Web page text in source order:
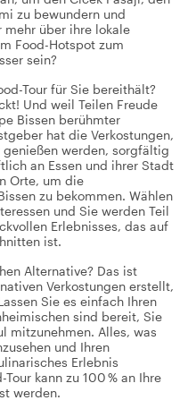
zu bewundern und
mehr über ihre lokale
Food-Hotspot zum
sein?
Tour für Sie bereithält?
Und weil Teilen Freude
Bissen berühmter
hat die Verkostungen,
genießen werden, sorgfältig
an Essen und ihrer Stadt
Orte, um die
zu bekommen. Wählen
und Sie werden Teil
Erlebnisses, das auf
ist.
Alternative? Das ist
Verkostungen erstellt,
Sie es einfach Ihren
sind bereit, Sie
mitzunehmen. Alles, was
und Ihren
Erlebnis
kann zu 100 % an Ihre
werden.